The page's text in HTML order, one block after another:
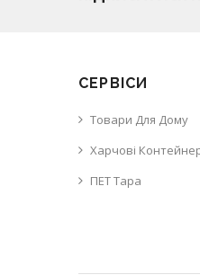
СЕРВІСИ
Товари Для Дому
Харчові
ПЕТ Тара